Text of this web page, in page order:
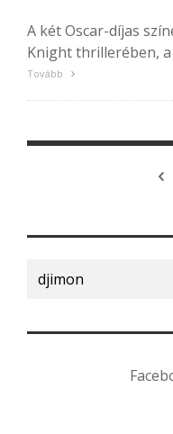
A két Oscar-díjas
Knight thrillerében,
Tovább
Search
for: